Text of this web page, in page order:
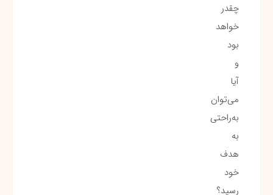
چقدر
خواهد
بود
و
آیا
می‌توان
به‌راحتی
به
هدف
خود
رسید؟